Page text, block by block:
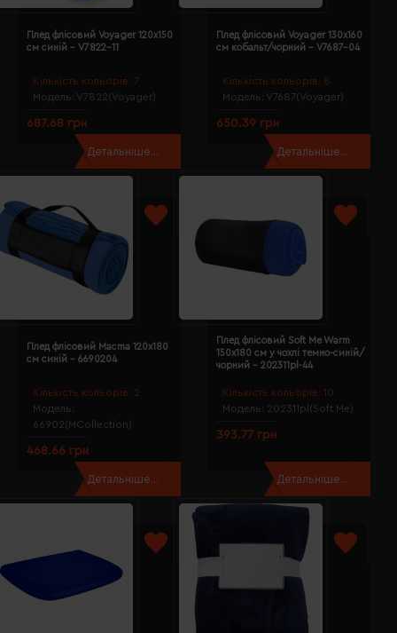
Кількість кольорів: 7
Модель: V7822(Voyager)
Плед флісовий Voyager 120х150
см синій - V7822-11
687.68 грн
Детальніше...
Кількість кольорів: 8
Модель: V7687(Voyager)
Плед флісовий Voyager 130х160
см кобальт/чорний - V7687-04
650.39 грн
Детальніше...
Кількість кольорів: 2
Модель:
66902(MCollection)
Плед флісовий Macma 120х180
см синій - 6690204
468.66 грн
Детальніше...
Кількість кольорів: 10
Модель: 202311pl(Soft Me)
Плед флісовий Soft Me Warm
150х180 см у чохлі темно-синій/
чорний - 202311pl-44
393.77 грн
Детальніше...